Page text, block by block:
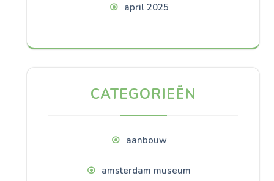
april 2025
CATEGORIEËN
aanbouw
amsterdam museum